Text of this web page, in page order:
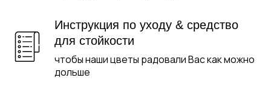
Инструкция по уходу & средство
для стойкости
чтобы наши цветы радовали Вас как можно
дольше